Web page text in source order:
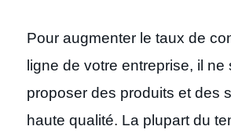
Pour augmenter le taux de
ligne de votre entreprise, il ne
proposer des produits et des
haute qualité. La plupart du